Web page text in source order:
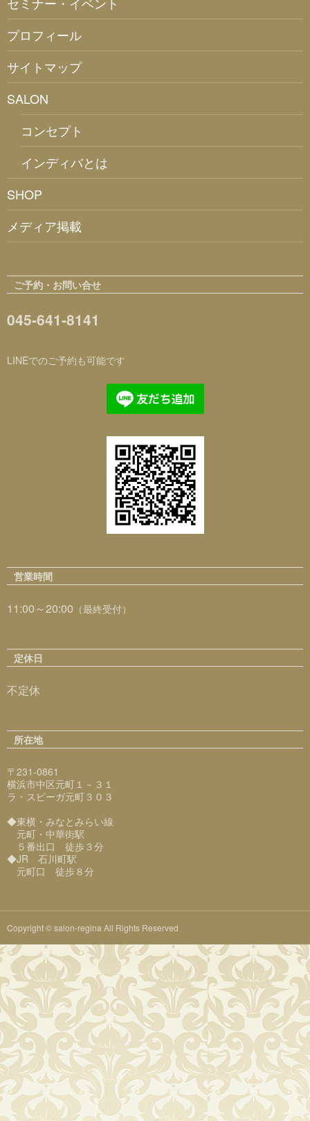
プロフィール
サイトマップ
SALON
コンセプト
インディバとは
SHOP
メディア掲載
ご予約・お問い合せ
045-641-8141
LINEでのご予約も可能です
営業時間
11:00～20:00 （最終受付）
定休日
不定休
所在地
〒231-0861
横浜市中区元町１－３１
ラ・スピーガ元町３０３
◆東横・みなとみらい線
元町・中華街駅
５番出口 徒歩３分
◆JR 石川町駅
元町口 徒歩８分
Copyright © salon-regina All Rights Reserved